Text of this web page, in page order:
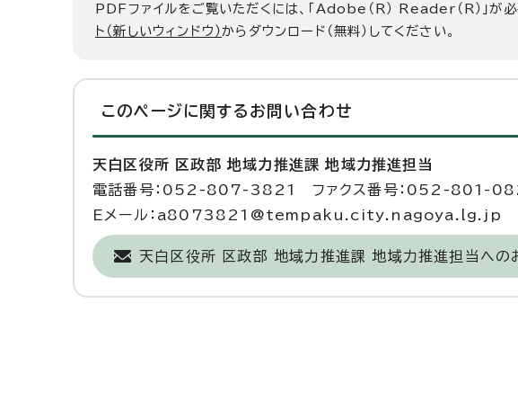
PDFファイルをご覧いただくには、「Adobe（R） Reader（R）」が
ト（新しいウィンドウ）からダウンロード（無料）してください。
このページに関する お問い合わせ
天白区役所 区政部 地域力推進課 地域力推進担当
電話番号：052-807-3821 ファクス番号：052-801-
Eメール：a8073821@tempaku.city.nagoya.lg.jp
天白区役所 区政部 地域力推進課 地域力推進担当への